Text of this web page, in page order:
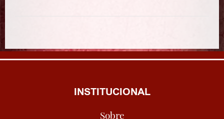
INSTITUCIONAL
Sobre